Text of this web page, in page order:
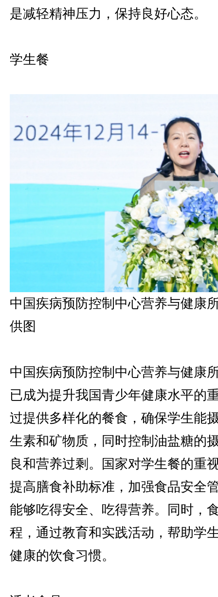
是减轻精神压力，保持良好心态。
学生餐
中国疾病预防控制中心营养与健康
供图
中国疾病预防控制中心营养与健康
已成为提升我国青少年健康水平的
过提供多样化的餐食，确保学生能
生素和矿物质，同时控制油盐糖的
良和营养过剩。国家对学生餐的重
提高膳食补助标准，加强食品安全
能够吃得安全、吃得营养。同时，
程，通过教育和实践活动，帮助学
健康的饮食习惯。